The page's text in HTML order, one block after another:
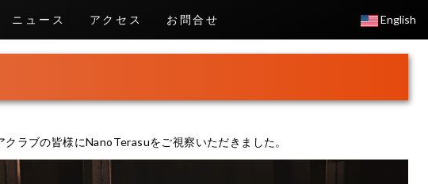
ニュース アクセス お問合せ English
ラブの皆様にNanoTerasuをご視察いただきました。